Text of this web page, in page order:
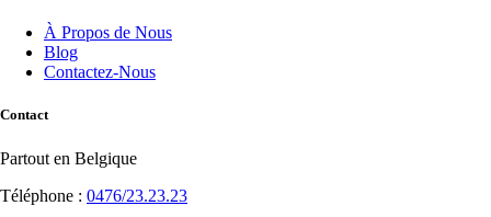
À Propos de Nous
Blog
Contactez-Nous
Contact
Partout en Belgique
Téléphone : 0476/23.23.23